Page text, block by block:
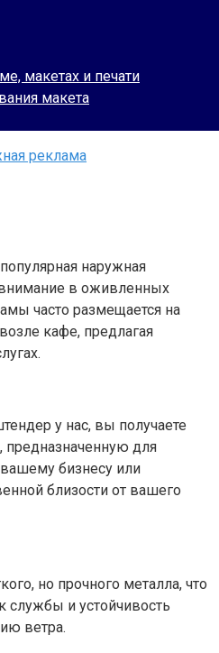
макетах и печати
макета
реклама
наружная
в оживленных
часто размещается на
кафе, предлагая
у нас, вы получаете
для
бизнесу или
близости от вашего
но прочного металла, что
службы и устойчивость
ветра.